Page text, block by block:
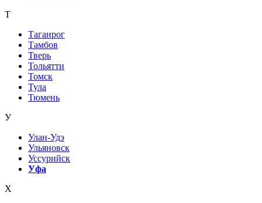
Т
Таганрог
Тамбов
Тверь
Тольятти
Томск
Тула
Тюмень
У
Улан-Удэ
Ульяновск
Уссурийск
Уфа
Х